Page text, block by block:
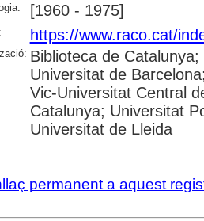
[1960 - 1975]
https://www.raco.cat/
Biblioteca de
Universitat de
Vic-Universitat Central
Catalunya; Universitat
Universitat de Lleida
permanent a aquest